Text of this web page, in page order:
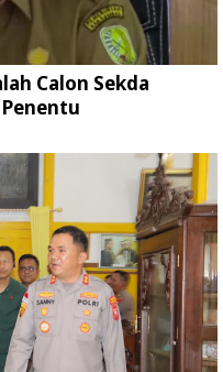
Calon Sekda